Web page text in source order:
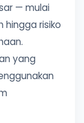
— mulai
hingga risiko
yang